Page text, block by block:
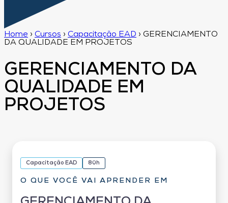
Home › Cursos › Capacitação EAD › GERENCIAMENTO
DA QUALIDADE EM PROJETOS
GERENCIAMENTO DA
QUALIDADE EM
PROJETOS
Capacitação EAD 80h
O QUE VOCÊ VAI APRENDER EM